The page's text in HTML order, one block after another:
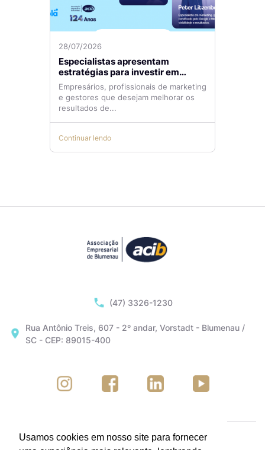
28/07/2026
Especialistas apresentam
estratégias para investir em
tráfego pago com mais eficiência
Empresários, profissionais de marketing
e gestores que desejam melhorar os
resultados de...
Continuar lendo
(47) 3326-1230
Rua Antônio Treis, 607 - 2º andar, Vorstadt - Blumenau /
SC - CEP: 89015-400
Usamos cookies em nosso site para fornecer